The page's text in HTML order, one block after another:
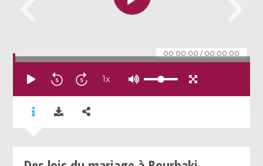
00:00:00 / 00:00:00
1x